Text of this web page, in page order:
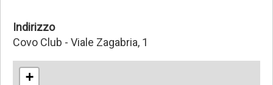
Indirizzo
Covo Club - Viale Zagabria, 1
+